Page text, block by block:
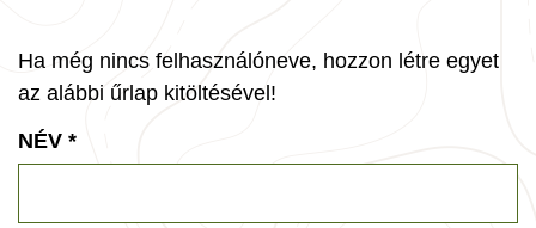
Ha még nincs felhasználóneve, hozzon létre egyet
az alábbi űrlap kitöltésével!
NÉV *